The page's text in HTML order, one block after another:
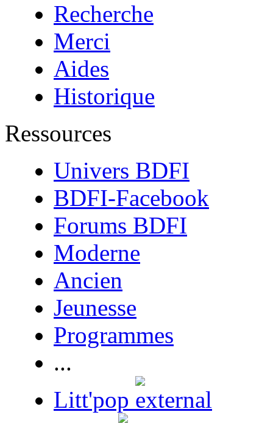
Recherche
Merci
Aides
Historique
Ressources
Univers BDFI
BDFI-Facebook
Forums BDFI
Moderne
Ancien
Jeunesse
Programmes
...
Litt'pop